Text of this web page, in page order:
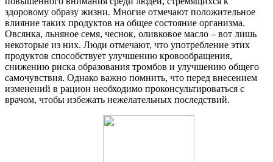
здоровому образу жизни. Многие отмечают положительное
влияние таких продуктов на общее состояние организма.
Овсянка, льняное семя, чеснок, оливковое масло – вот лишь
некоторые из них. Люди отмечают, что употребление этих
продуктов способствует улучшению кровообращения,
снижению риска образования тромбов и улучшению общего
самочувствия. Однако важно помнить, что перед внесением
изменений в рацион необходимо проконсультироваться с
врачом, чтобы избежать нежелательных последствий.